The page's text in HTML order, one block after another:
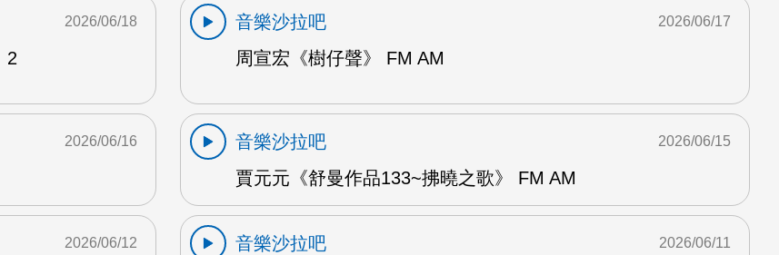
2
2026/06/18
音樂沙拉吧
周宣宏《樹仔聲》 FM AM
2026/06/17
2026/06/16
音樂沙拉吧
賈元元《舒曼作品133~拂曉之歌》 FM AM
2026/06/15
2026/06/12
音樂沙拉吧
2026/06/11